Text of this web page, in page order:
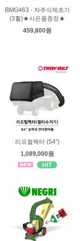
BMG463 - 자주식제초기
(3휠)★사은품증정★
459,800원
리프컬렉터 (54")
1,089,000원